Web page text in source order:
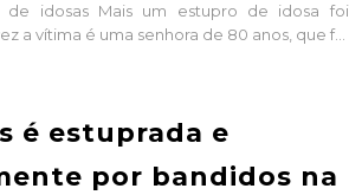
de idosas Mais um estupro de idosa foi
a vítima é uma senhora de 80 anos, que f...
é estuprada e
por bandidos na